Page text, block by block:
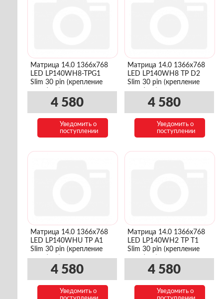
Матрица 14.0 1366x768
LED LP140WH8-TPG1
Slim 30 pin (крепление
верх/низ)
4 580
Уведомить о
поступлении
Матрица 14.0 1366x768
LED LP140WH8 TP D2
Slim 30 pin (крепление
верх/низ)
4 580
Уведомить о
поступлении
Матрица 14.0 1366x768
LED LP140WHU TP A1
Slim 30 pin (крепление
верх/низ)
4 580
Уведомить о
Матрица 14.0 1366x768
LED LP140WH2 TP T1
Slim 30 pin (крепление
верх/низ)
4 580
Уведомить о